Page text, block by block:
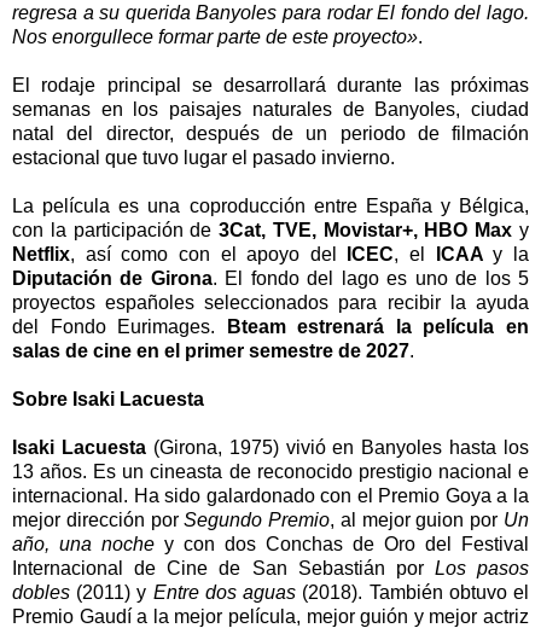
regresa a su querida Banyoles para rodar El fondo del lago.
Nos enorgullece formar parte de este proyecto».
El rodaje principal se desarrollará durante las próximas
semanas en los paisajes naturales de Banyoles, ciudad
natal del director, después de un periodo de filmación
estacional que tuvo lugar el pasado invierno.
La película es una coproducción entre España y Bélgica,
con la participación de3Cat, TVE, Movistar+, HBO Max y
Netflix, así como con el apoyo del ICEC, el ICAAy la
Diputación de Girona. El fondo del lago es uno de los 5
proyectos españoles seleccionados para recibir la ayuda
del Fondo Eurimages.
Bteam estrenará la película en
salas de cine en el primer semestre de 2027.
Sobre Isaki Lacuesta
Isaki Lacuesta(Girona, 1975) vivió en Banyoles hasta los
13 años. Es un cineasta de reconocido prestigio nacional e
internacional. Ha sido galardonado con el Premio Goya a la
mejor dirección porSegundo Premio, al mejor guion por Un
año, una noche y con dos Conchas de Oro del Festival
Internacional de Cine de San Sebastián por Los pasos
dobles (2011) y Entre dos aguas (2018). También obtuvo el
Premio Gaudí a la mejor película, mejor guión y mejor actriz